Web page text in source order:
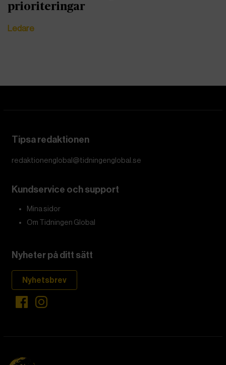
prioriteringar
Ledare
Tipsa redaktionen
redaktionenglobal@tidningenglobal.se
Kundservice och support
Mina sidor
Om Tidningen Global
Nyheter på ditt sätt
Nyhetsbrev